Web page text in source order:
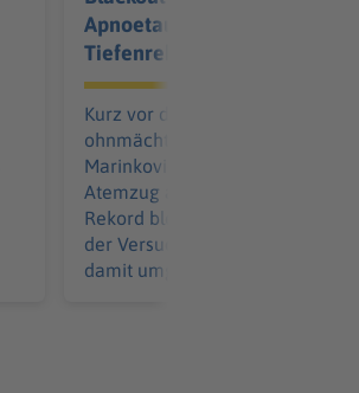
Apnoetaucher kurz vor
Tiefenrekord
Kurz vor dem Ziel wird er
ohnmächtig: Apnoetaucher
Marinković taucht mit einem
Atemzug auf 85 Meter – doch
Rekord bleibt unerreicht. Warum
der Versuch nicht zählt und wie
damit umgeht.